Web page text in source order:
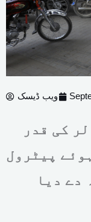
ویب ڈیسک
کی قدر
پیٹرول
دے دیا